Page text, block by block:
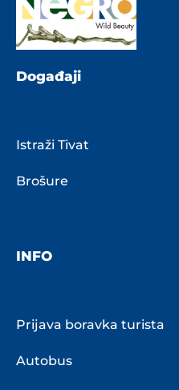
Događaji
Istraži Tivat
Brošure
INFO
Prijava boravka turista
Autobus